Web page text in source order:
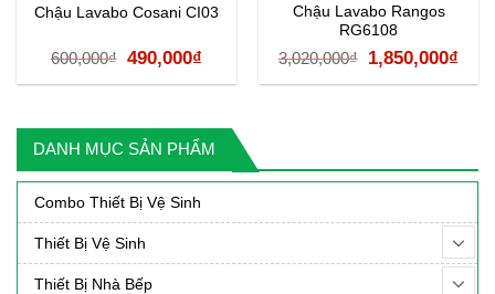
DANH MỤC SẢN PHẨM
Combo Thiết Bị Vệ Sinh
Thiết Bị Vệ Sinh
Thiết Bị Nhà Bếp
Chậu Lavabo Cosani CI03
600,000₫ Giá
gốc
600,000₫.
490,000₫
hiện
là:
490,000₫.
Chậu Lavabo Rangos
RG6108
3,020,000₫
Giá
gốc
1,850,000₫
hiện